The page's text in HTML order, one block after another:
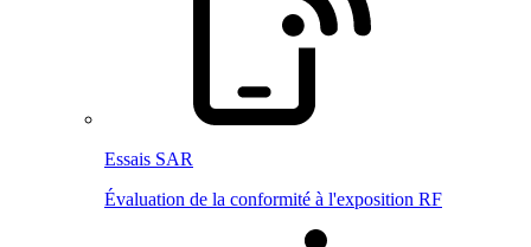
Essais SAR
Évaluation de la conformité à l'exposition RF